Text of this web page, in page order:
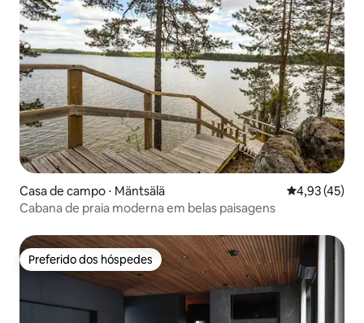
Casa de campo ⋅ Mäntsälä 4,93 de uma
4,93 (45)
Cabana de praia moderna em belas paisagens
Preferido dos hóspedes
Preferido dos hóspedes